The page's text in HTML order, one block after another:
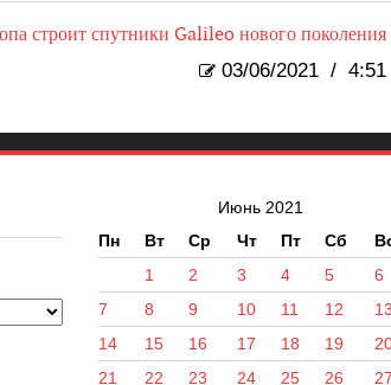
строит спутники Galileo нового поколения
03/06/2021 / 4:51
Июнь 2021
Пн
Вт Ср Чт Пт Сб
1
2 3 4 5
6
7
8 9 10 11 12
13
14
15 16 17 18 19
21
22 23 24 25 26 27